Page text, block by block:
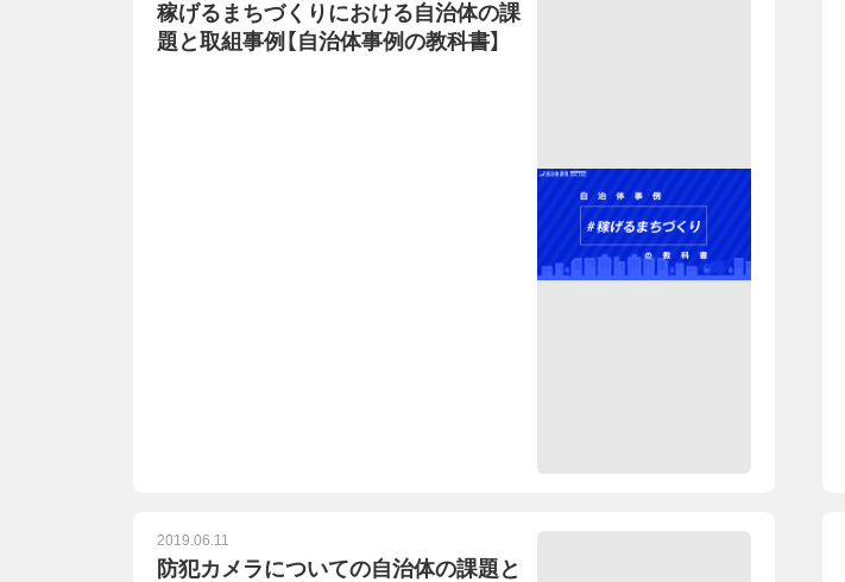
稼げるまちづくりにおける自治体の課
題と取組事例【自治体事例の教科書】
2019.06.11
防犯カメラについての自治体の課題と